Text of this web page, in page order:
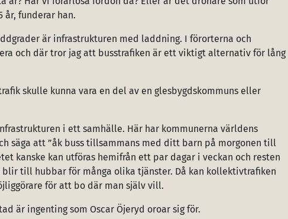
år, funderar han.
är infrastrukturen med laddning. I förorterna och
och där tror jag att busstrafiken är ett viktigt alternativ för lång
skulle kunna vara en del av en glesbygdskommuns eller
i ett samhälle. Här har kommunerna världens
säga att ”åk buss tillsammans med ditt barn på morgonen till
kanske kan utföras hemifrån ett par dagar i veckan och resten
till hubbar för många olika tjänster. Då kan kollektivtrafiken
för att bo där man själv vill.
är ingenting som Oscar Öjeryd oroar sig för.